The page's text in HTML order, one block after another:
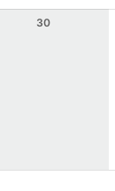
30